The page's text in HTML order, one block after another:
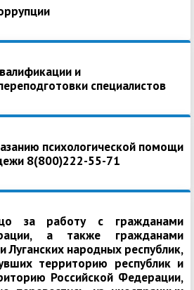
и
специалистов
психологической помощи
8(800)222-55-71
за работу с гражданами
а также гражданами
Луганских народных республик,
территорию республик и
Российской Федерации,